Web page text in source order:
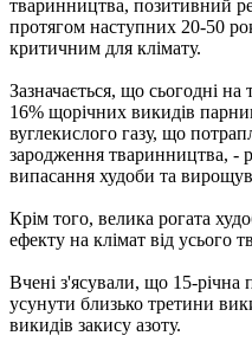
тваринництва, позитивний
протягом наступних 20-50
критичним для клімату.
Зазначається, що сьогодні
16% щорічних викидів
вуглекислого газу, що
зародження тваринництва, -
випасання худоби та
Крім того, велика рогата
ефекту на клімат від усього
Вчені з'ясували, що 15-річна
усунути близько третини
викидів закису азоту.